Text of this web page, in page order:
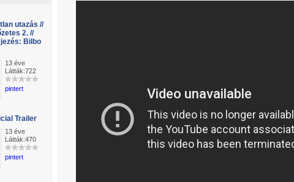
utazás //
2. //
Bilbo
13 éve
Látták:722
pintert
Trailer
13 éve
Látták:470
pintert